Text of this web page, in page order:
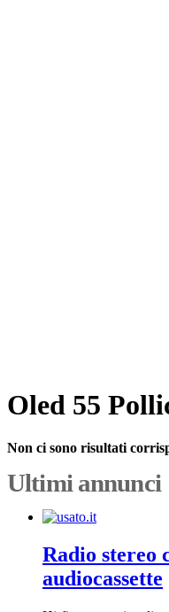
Oled 55
Non ci sono risultati
Ultimi annunci
Radio stereo
audiocassette